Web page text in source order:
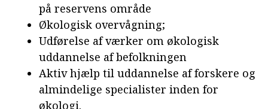
på reservens område
Økologisk overvågning;
Udførelse af værker om økologisk
uddannelse af befolkningen
Aktiv hjælp til uddannelse af forskere og
almindelige specialister inden for
økologi.